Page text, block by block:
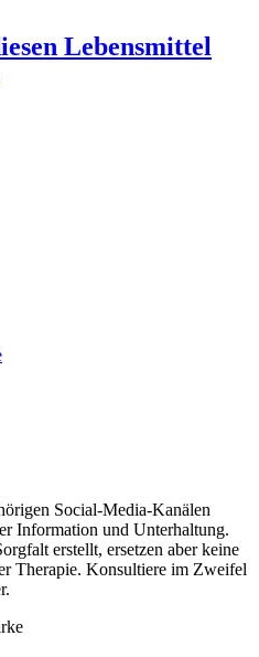
Lebensmittel
Social-Media-Kanälen
Information und Unterhaltung.
erstellt, ersetzen aber keine
Therapie. Konsultiere im Zweifel